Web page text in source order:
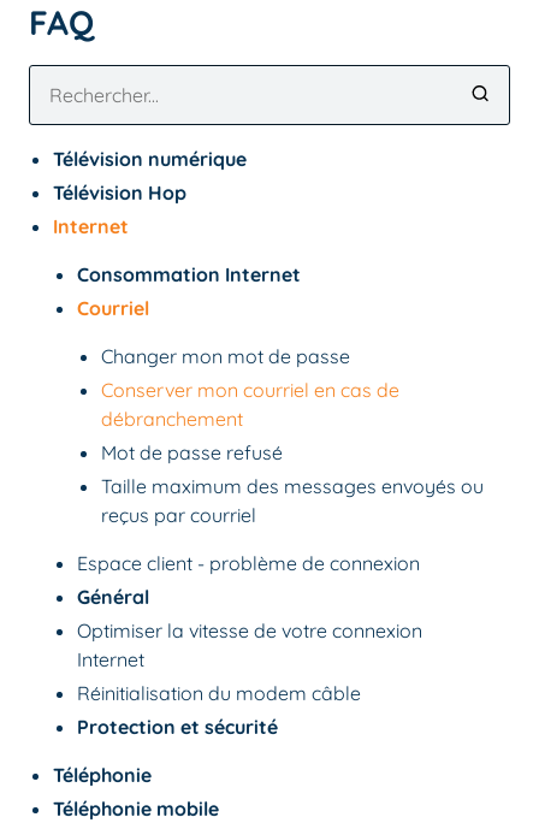
FAQ
Télévision numérique
Télévision Hop
Internet
Consommation Internet
Courriel
Changer mon mot de passe
Conserver mon courriel en cas de
débranchement
Mot de passe refusé
Taille maximum des messages envoyés ou
reçus par courriel
Espace client - problème de connexion
Général
Optimiser la vitesse de votre connexion
Internet
Réinitialisation du modem câble
Protection et sécurité
Téléphonie
Téléphonie mobile